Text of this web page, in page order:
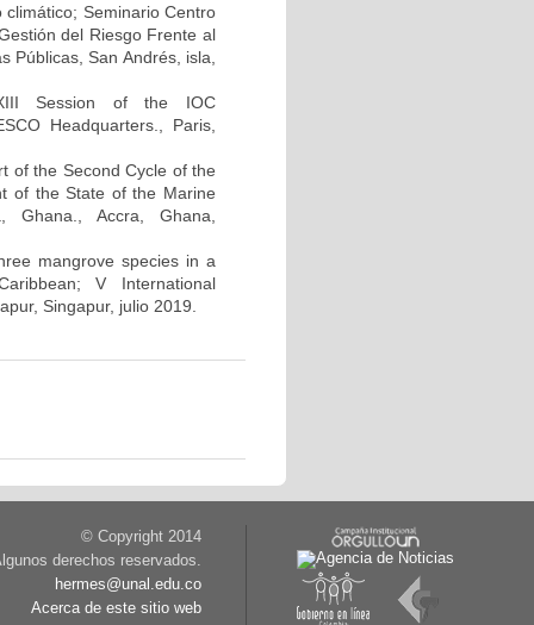
Seminario Centro
del Riesgo Frente al
Públicas, San Andrés, isla,
XIII Session of the IOC
Headquarters., Paris,
of the Second Cycle of the
of the State of the Marine
Ghana., Accra, Ghana,
mangrove species in a
V International
Singapur, julio 2019.
© Copyright 2014
derechos reservados.
hermes@unal.edu.co
Acerca de este sitio web